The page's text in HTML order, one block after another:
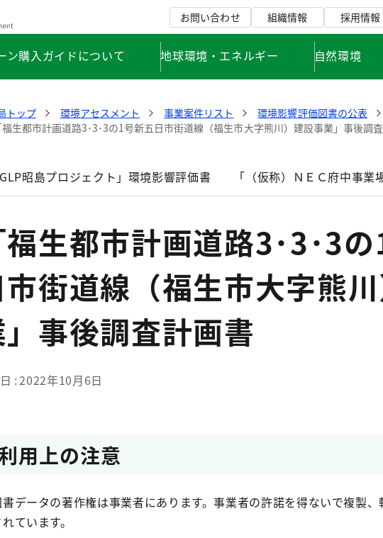
お問い合わせ 組織情報 採用情報
ン購入ガイドについて 地球環境・エネルギー 自然環境
トップ 環境アセスメント 事業案件リスト 環境影響評価図書の公表
福生都市計画道路3･3･3の1号新五日市街道線（福生市大字熊川）建設事業」事後調
GLP昭島プロジェクト」環境影響評価書 「（仮称）ＮＥＣ府中事
福生都市計画道路3･3･3
市街道線（福生市大字熊
事後調査計画書
2022年10月6日
用上の注意
書データの著作権は事業者にあります。事業者の許諾を得ないで複製
ています。